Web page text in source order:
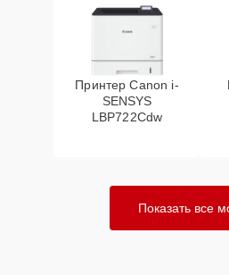
Принтер Canon i-
SENSYS
LBP722Cdw
Показать все